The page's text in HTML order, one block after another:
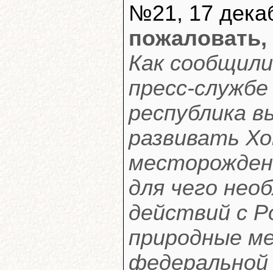
№21, 17
Как
пресс-
республика
развивать
для чего
действий с
природные